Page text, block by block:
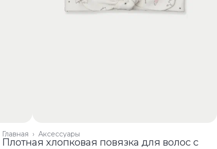
Аксессуары
Главная ›
Плотная хлопковая повязка для волос с